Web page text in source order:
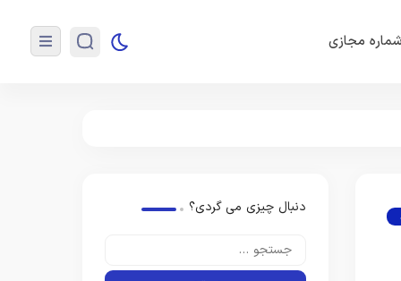
شماره مجازی
دنبال چیزی می گردی؟